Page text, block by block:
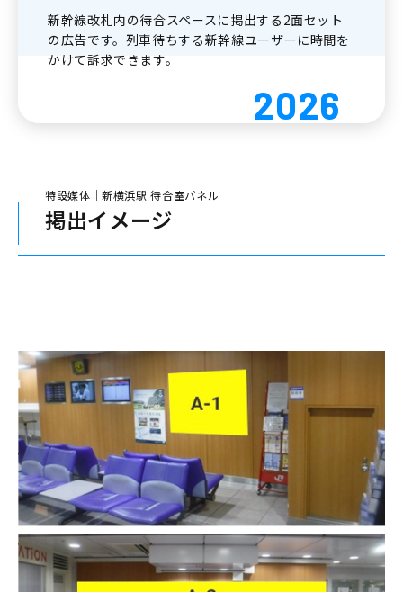
新幹線改札内の待合スペースに掲出する2面セット
の広告です。列車待ちする新幹線ユーザーに時間を
かけて訴求できます。
2026
特設媒体｜新横浜駅 待合室パネル
掲出イメージ